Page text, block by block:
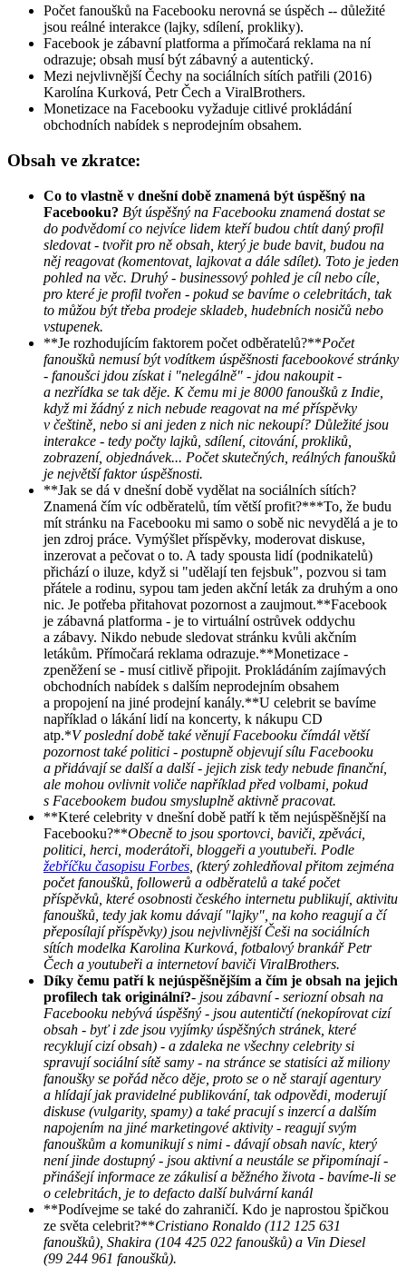
Počet fanoušků na Facebooku nerovná se úspěch -- důležité
jsou reálné interakce (lajky, sdílení, prokliky).
Facebook je zábavní platforma a přímočará reklama na ní
odrazuje; obsah musí být zábavný a autentický.
Mezi nejvlivnější Čechy na sociálních sítích patřili (2016)
Karolína Kurková, Petr Čech a ViralBrothers.
Monetizace na Facebooku vyžaduje citlivé prokládání
obchodních nabídek s neprodejním obsahem.
Obsah ve zkratce:
Co to vlastně v dnešní době znamená být úspěšný na
Facebooku? Být úspěšný na Facebooku znamená dostat se
do podvědomí co nejvíce lidem kteří budou chtít daný profil
sledovat - tvořit pro ně obsah, který je bude bavit, budou na
něj reagovat (komentovat, lajkovat a dále sdílet). Toto je jeden
pohled na věc. Druhý - businessový pohled je cíl nebo cíle,
pro které je profil tvořen - pokud se bavíme o celebritách, tak
to můžou být třeba prodeje skladeb, hudebních nosičů nebo
vstupenek.
**Je rozhodujícím faktorem počet odběratelů?**Počet
fanoušků nemusí být vodítkem úspěšnosti facebookové stránky
- fanoušci jdou získat i "nelegálně" - jdou nakoupit -
a nezřídka se tak děje. K čemu mi je 8000 fanoušků z Indie,
když mi žádný z nich nebude reagovat na mé příspěvky
v češtině, nebo si ani jeden z nich nic nekoupí? Důležité jsou
interakce - tedy počty lajků, sdílení, citování, prokliků,
zobrazení, objednávek... Počet skutečných, reálných fanoušků
je největší faktor úspěšnosti.
**Jak se dá v dnešní době vydělat na sociálních sítích?
Znamená čím víc odběratelů, tím větší profit?***To, že budu
mít stránku na Facebooku mi samo o sobě nic nevydělá a je to
jen zdroj práce. Vymýšlet příspěvky, moderovat diskuse,
inzerovat a pečovat o to. A tady spousta lidí (podnikatelů)
přichází o iluze, když si "udělají ten fejsbuk", pozvou si tam
přátele a rodinu, sypou tam jeden akční leták za druhým a ono
nic. Je potřeba přitahovat pozornost a zaujmout.**Facebook
je zábavná platforma - je to virtuální ostrůvek oddychu
a zábavy. Nikdo nebude sledovat stránku kvůli akčním
letákům. Přímočará reklama odrazuje.**Monetizace -
zpeněžení se - musí citlivě připojit. Prokládáním zajímavých
obchodních nabídek s dalším neprodejním obsahem
a propojení na jiné prodejní kanály.**U celebrit se bavíme
například o lákání lidí na koncerty, k nákupu CD
atp.*V poslední době také věnují Facebooku čímdál větší
pozornost také politici - postupně objevují sílu Facebooku
a přidávají se další a další - jejich zisk tedy nebude finanční,
ale mohou ovlivnit voliče například před volbami, pokud
s Facebookem budou smysluplně aktivně pracovat.
**Které celebrity v dnešní době patří k těm nejúspěšnější na
Facebooku?**Obecně to jsou sportovci, baviči, zpěváci,
politici, herci, moderátoři, bloggeři a youtubeři. Podle
žebříčku časopisu Forbes , (který zohledňoval přitom zejména
počet fanoušků, followerů a odběratelů a také počet
příspěvků, které osobnosti českého internetu publikují, aktivitu
fanoušků, tedy jak komu dávají "lajky", na koho reagují a čí
přeposílají příspěvky) jsou nejvlivnější Češi na sociálních
sítích modelka Karolina Kurková, fotbalový brankář Petr
Čech a youtubeři a internetoví baviči ViralBrothers.
Díky čemu patří k nejúspěšnějším a čím je obsah na jejich
profilech tak originální?- jsou zábavní - seriozní obsah na
Facebooku nebývá úspěšný - jsou autentičtí (nekopírovat cizí
obsah - byť i zde jsou vyjímky úspěšných stránek, které
recyklují cizí obsah) - a zdaleka ne všechny celebrity si
spravují sociální sítě samy - na stránce se statisíci až miliony
fanoušky se pořád něco děje, proto se o ně starají agentury
a hlídají jak pravidelné publikování, tak odpovědi, moderují
diskuse (vulgarity, spamy) a také pracují s inzercí a dalším
napojením na jiné marketingové aktivity - reagují svým
fanouškům a komunikují s nimi - dávají obsah navíc, který
není jinde dostupný - jsou aktivní a neustále se připomínají -
přinášejí informace ze zákulisí a běžného života - bavíme-li se
o celebritách, je to defacto další bulvární kanál
**Podívejme se také do zahraničí. Kdo je naprostou špičkou
ze světa celebrit?**Cristiano Ronaldo (112 125 631
fanoušků), Shakira (104 425 022 fanoušků) a Vin Diesel
(99 244 961 fanoušků).